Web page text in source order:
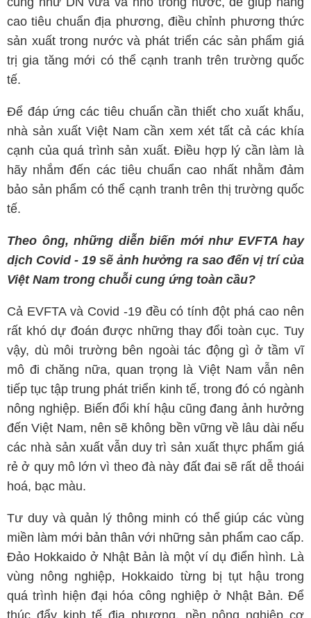
cao tiêu chuẩn địa phương, điều chỉnh phương thức
sản xuất trong nước và phát triển các sản phẩm giá
trị gia tăng mới có thể cạnh tranh trên trường quốc
tế.
Để đáp ứng các tiêu chuẩn cần thiết cho xuất khẩu,
nhà sản xuất Việt Nam cần xem xét tất cả các khía
cạnh của quá trình sản xuất. Điều hợp lý cần làm là
hãy nhắm đến các tiêu chuẩn cao nhất nhằm đảm
bảo sản phẩm có thể cạnh tranh trên thị trường quốc
tế.
Theo ông, những diễn biến mới như EVFTA hay
dịch Covid - 19 sẽ ảnh hưởng ra sao đến vị trí của
Việt Nam trong chuỗi cung ứng toàn cầu?
Cả EVFTA và Covid -19 đều có tính đột phá cao nên
rất khó dự đoán được những thay đổi toàn cục. Tuy
vậy, dù môi trường bên ngoài tác động gì ở tầm vĩ
mô đi chăng nữa, quan trọng là Việt Nam vẫn nên
tiếp tục tập trung phát triển kinh tế, trong đó có ngành
nông nghiệp. Biến đổi khí hậu cũng đang ảnh hưởng
đến Việt Nam, nên sẽ không bền vững về lâu dài nếu
các nhà sản xuất vẫn duy trì sản xuất thực phẩm giá
rẻ ở quy mô lớn vì theo đà này đất đai sẽ rất dễ thoái
hoá, bạc màu.
Tư duy và quản lý thông minh có thể giúp các vùng
miền làm mới bản thân với những sản phẩm cao cấp.
Đảo Hokkaido ở Nhật Bản là một ví dụ điển hình. Là
vùng nông nghiệp, Hokkaido từng bị tụt hậu trong
quá trình hiện đại hóa công nghiệp ở Nhật Bản. Để
thúc đẩy kinh tế địa phương, nền nông nghiệp cơ